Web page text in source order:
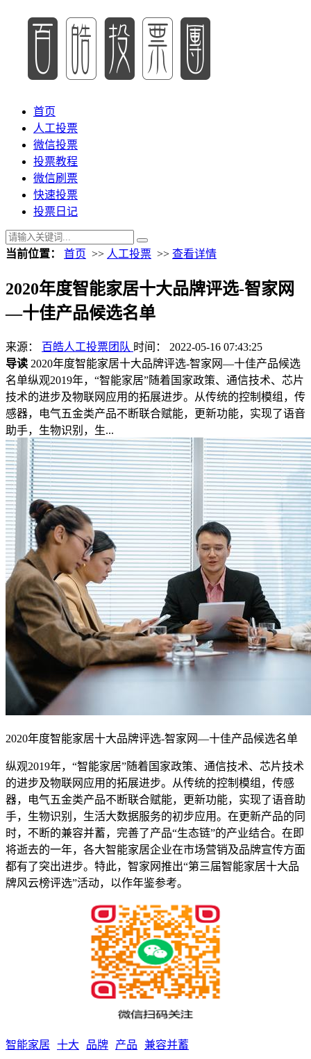
首页
人工投票
微信投票
投票教程
微信刷票
快速投票
投票日记
当前位置： 首页 >> 人工投票 >> 查看详情
2020年度智能家居十大品牌评选-智家网
—十佳产品候选名单
来源： 百皓人工投票团队 时间： 2022-05-16 07:43:25
导读 2020年度智能家居十大品牌评选-智家网—十佳产品候选
名单纵观2019年，“智能家居”随着国家政策、通信技术、芯片
技术的进步及物联网应用的拓展进步。从传统的控制模组，传
感器，电气五金类产品不断联合赋能，更新功能，实现了语音
助手，生物识别，生...
2020年度智能家居十大品牌评选-智家网—十佳产品候选名单
纵观2019年，“智能家居”随着国家政策、通信技术、芯片技术
的进步及物联网应用的拓展进步。从传统的控制模组，传感
器，电气五金类产品不断联合赋能，更新功能，实现了语音助
手，生物识别，生活大数据服务的初步应用。在更新产品的同
时，不断的兼容并蓄，完善了产品“生态链”的产业结合。在即
将逝去的一年，各大智能家居企业在市场营销及品牌宣传方面
都有了突出进步。特此，智家网推出“第三届智能家居十大品
牌风云榜评选”活动，以作年鉴参考。
智能家居 十大 品牌 产品 兼容并蓄